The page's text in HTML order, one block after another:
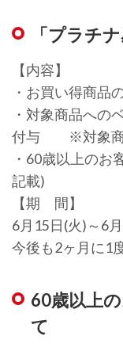
「プラチ
【内容】
・お買い得商品
・対象商品への
付与 ※対象商
・60歳以上のお
記載)
【期 間】
6月15日(火)～6
今後も2ヶ月に1
60歳以上
て